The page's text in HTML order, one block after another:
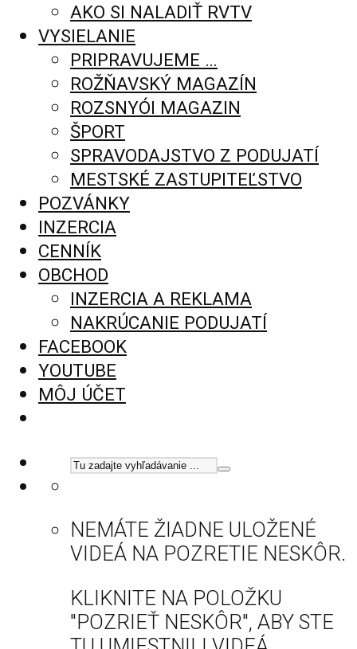
AKO SI NALADIŤ RVTV
VYSIELANIE
PRIPRAVUJEME …
ROŽŇAVSKÝ MAGAZÍN
ROZSNYÓI MAGAZIN
ŠPORT
SPRAVODAJSTVO Z PODUJATÍ
MESTSKÉ ZASTUPITEĽSTVO
POZVÁNKY
INZERCIA
CENNÍK
OBCHOD
INZERCIA A REKLAMA
NAKRÚCANIE PODUJATÍ
FACEBOOK
YOUTUBE
MÔJ ÚČET
NEMÁTE ŽIADNE ULOŽENÉ
VIDEÁ NA POZRETIE NESKÔR.
KLIKNITE NA POLOŽKU
"POZRIEŤ NESKÔR", ABY STE